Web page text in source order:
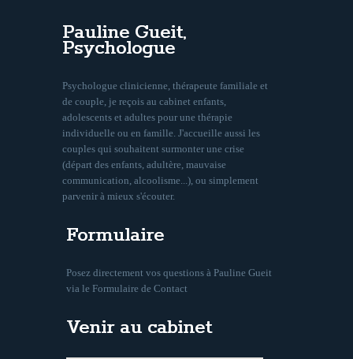
Pauline Gueit,
Psychologue
Psychologue clinicienne, thérapeute familiale et
de couple, je reçois au cabinet enfants,
adolescents et adultes pour une thérapie
individuelle ou en famille. J'accueille aussi les
couples qui souhaitent surmonter une crise
(départ des enfants, adultère, mauvaise
communication, alcoolisme...), ou simplement
parvenir à mieux s'écouter.
Formulaire
Posez directement vos questions à Pauline Gueit
via le Formulaire de Contact
Venir au cabinet